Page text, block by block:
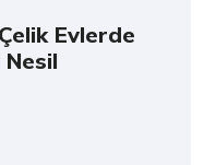
Evlerde
Nesil